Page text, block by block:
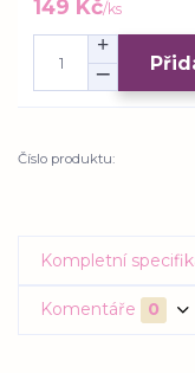
149 Kč/ks
Číslo produktu:
Kompletní
Komentáře 0